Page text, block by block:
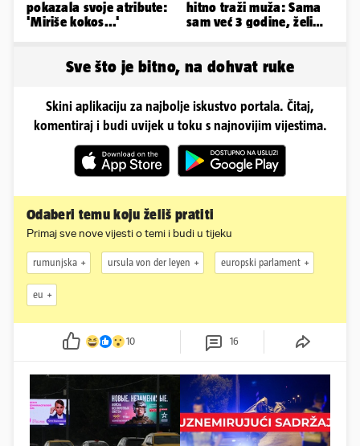
pokazala svoje atribute:
'Miriše kokos...'
hitno traži muža: Sama
sam već 3 godine, želim
Sve što je bitno, na dohvat ruke
Skini aplikaciju za najbolje iskustvo portala. Čitaj,
komentiraj i budi uvijek u toku s najnovijim vijestima.
Odaberi temu koju želiš pratiti
Primaj sve nove vijesti o temi i budi u tijeku
rumunjska ursula von der leyen europski parlament
eu
10 16